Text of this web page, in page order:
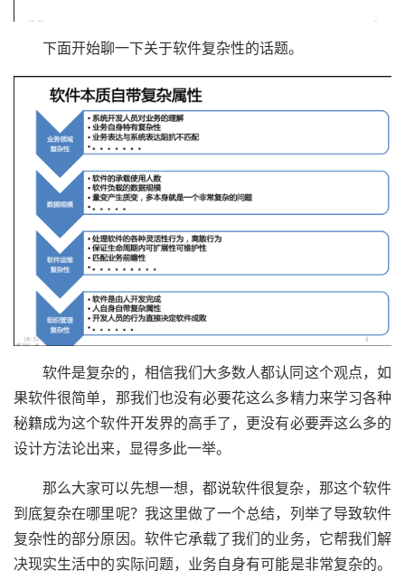
下面开始聊一下关于软件复杂性的话题。
软件是复杂的，相信我们大多数人都认同这个观点，如
果软件很简单，那我们也没有必要花这么多精力来学习各种
秘籍成为这个软件开发界的高手了，更没有必要弄这么多的
设计方法论出来，显得多此一举。
那么大家可以先想一想，都说软件很复杂，那这个软件
到底复杂在哪里呢？我这里做了一个总结，列举了导致软件
复杂性的部分原因。软件它承载了我们的业务，它帮我们解
决现实生活中的实际问题，业务自身有可能是非常复杂的。